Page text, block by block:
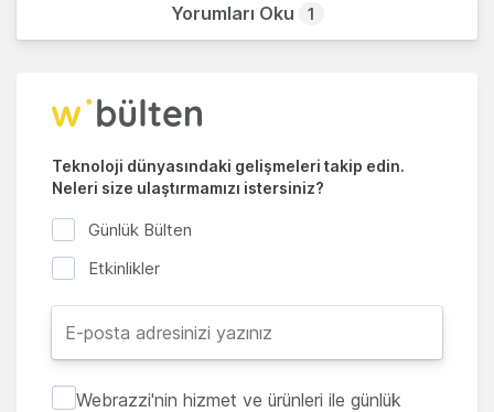
Yorumları Oku 1
Teknoloji dünyasındaki gelişmeleri takip edin.
Neleri size ulaştırmamızı istersiniz?
Günlük Bülten
Etkinlikler
Webrazzi'nin hizmet ve ürünleri ile günlük